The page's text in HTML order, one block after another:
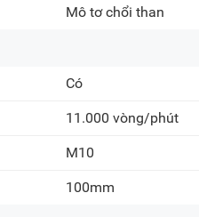
Mô tơ chổi than
Có
11.000 vòng/phút
M10
100mm